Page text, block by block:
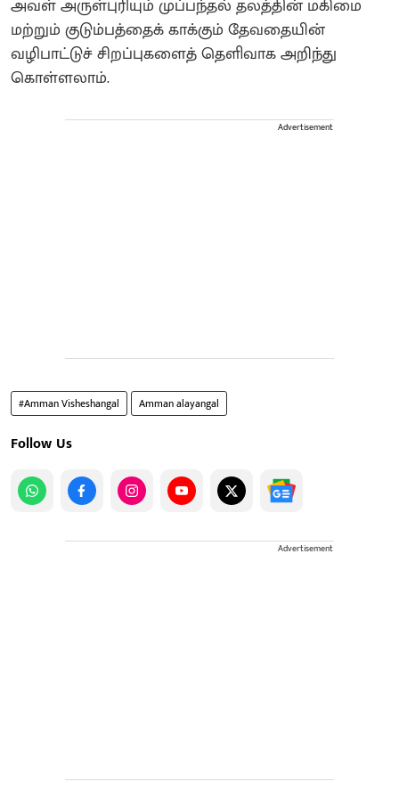
அவள் அருள்புரியும் முப்பந்தல் தலத்தின் மகிமை
மற்றும் குடும்பத்தைக் காக்கும் தேவதையின்
வழிபாட்டுச் சிறப்புகளைத் தெளிவாக அறிந்து
கொள்ளலாம்.
Advertisement
#Amman Visheshangal Amman alayangal
Follow Us
Advertisement